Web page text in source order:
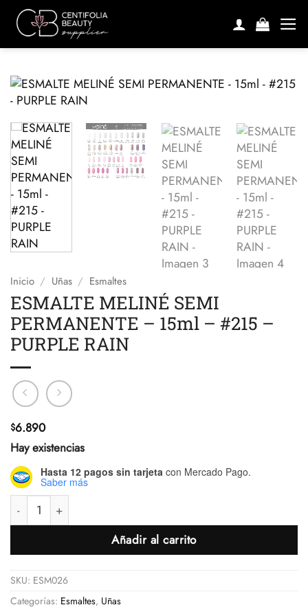
Saltar
contenido
Inicio / Uñas / Esmaltes
ESMALTE MELINÉ SEMI
PERMANENTE – 15ml – #215 –
PURPLE RAIN
$6.890
Hay existencias
Hasta 12 pagos sin tarjeta con Mercado Pago.
Saber más
ESMALTE MELINÉ SEMI PERMANENTE - 15ml - #215 -
Añadir al carrito
SKU: ESM026
Categorías: Esmaltes, Uñas